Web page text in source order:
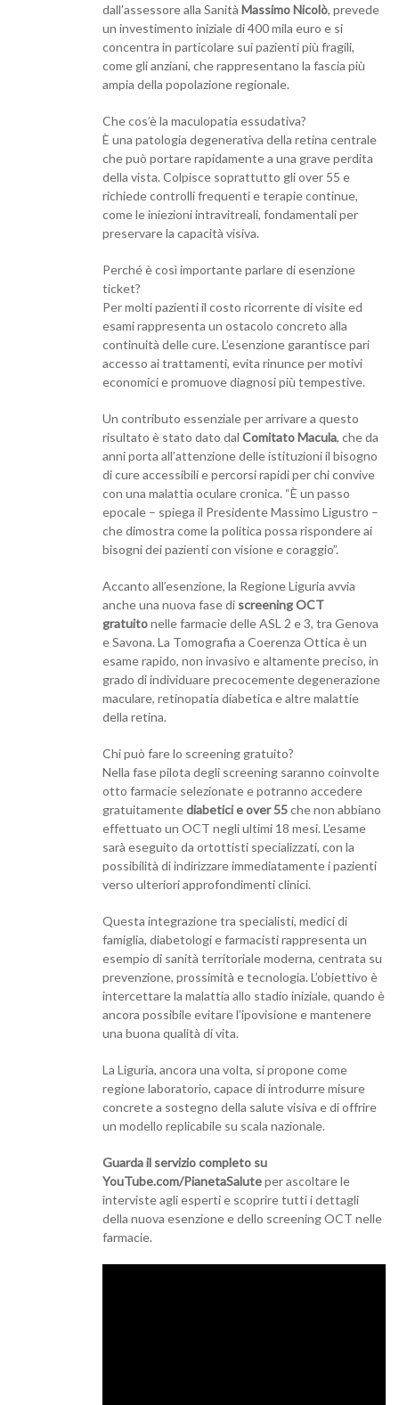
dall’assessore alla Sanità Massimo Nicolò, prevede
un investimento iniziale di 400 mila euro e si
concentra in particolare sui pazienti più fragili,
come gli anziani, che rappresentano la fascia più
ampia della popolazione regionale.
Che cos’è la maculopatia essudativa?
È una patologia degenerativa della retina centrale
che può portare rapidamente a una grave perdita
della vista. Colpisce soprattutto gli over 55 e
richiede controlli frequenti e terapie continue,
come le iniezioni intravitreali, fondamentali per
preservare la capacità visiva.
Perché è così importante parlare di esenzione
ticket?
Per molti pazienti il costo ricorrente di visite ed
esami rappresenta un ostacolo concreto alla
continuità delle cure. L’esenzione garantisce pari
accesso ai trattamenti, evita rinunce per motivi
economici e promuove diagnosi più tempestive.
Un contributo essenziale per arrivare a questo
risultato è stato dato dal Comitato Macula, che da
anni porta all’attenzione delle istituzioni il bisogno
di cure accessibili e percorsi rapidi per chi convive
con una malattia oculare cronica. “È un passo
epocale – spiega il Presidente Massimo Ligustro –
che dimostra come la politica possa rispondere ai
bisogni dei pazienti con visione e coraggio”.
Accanto all’esenzione, la Regione Liguria avvia
anche una nuova fase di screening OCT
gratuitonelle farmacie delle ASL 2 e 3, tra Genova
e Savona. La Tomografia a Coerenza Ottica è un
esame rapido, non invasivo e altamente preciso, in
grado di individuare precocemente degenerazione
maculare, retinopatia diabetica e altre malattie
della retina.
Chi può fare lo screening gratuito?
Nella fase pilota degli screening saranno coinvolte
otto farmacie selezionate e potranno accedere
gratuitamentediabetici e over 55che non abbiano
effettuato un OCT negli ultimi 18 mesi. L’esame
sarà eseguito da ortottisti specializzati, con la
possibilità di indirizzare immediatamente i pazienti
verso ulteriori approfondimenti clinici.
Questa integrazione tra specialisti, medici di
famiglia, diabetologi e farmacisti rappresenta un
esempio di sanità territoriale moderna, centrata su
prevenzione, prossimità e tecnologia. L’obiettivo è
intercettare la malattia allo stadio iniziale, quando è
ancora possibile evitare l’ipovisione e mantenere
una buona qualità di vita.
La Liguria, ancora una volta, si propone come
regione laboratorio, capace di introdurre misure
concrete a sostegno della salute visiva e di offrire
un modello replicabile su scala nazionale.
Guarda il servizio completo su
YouTube.com/PianetaSaluteper ascoltare le
interviste agli esperti e scoprire tutti i dettagli
della nuova esenzione e dello screening OCT nelle
farmacie.